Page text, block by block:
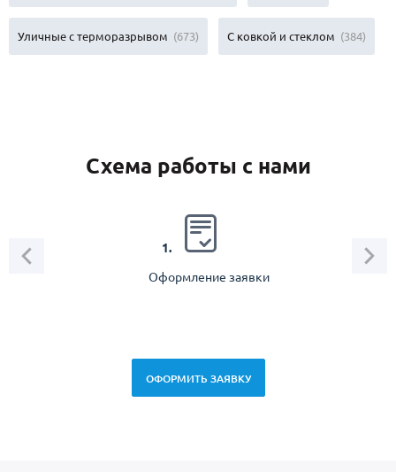
Уличные с терморазрывом (673) С ковкой и стеклом (384)
Схема работы с нами
1.
Оформление заявки
ОФОРМИТЬ ЗАЯВКУ